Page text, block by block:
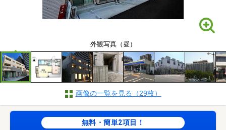
外観写真（昼）
画像の一覧を見る（29枚）
無料・簡単2項目！